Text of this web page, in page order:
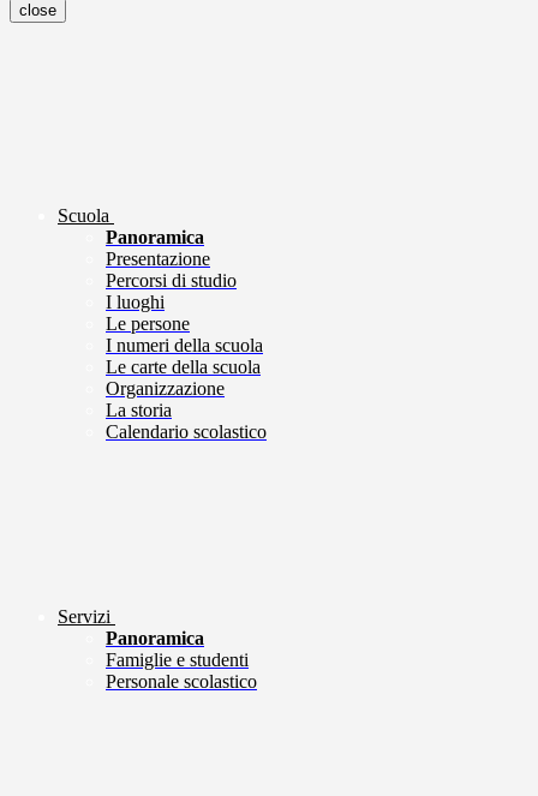
close
Scuola
Panoramica
Presentazione
Percorsi di studio
I luoghi
Le persone
I numeri della scuola
Le carte della scuola
Organizzazione
La storia
Calendario scolastico
Servizi
Panoramica
Famiglie e studenti
Personale scolastico